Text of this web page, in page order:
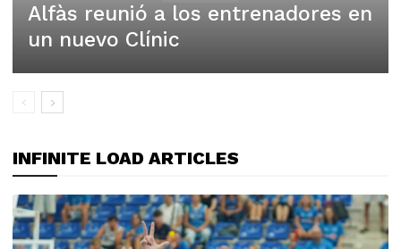
Alfàs reunió a los entrenadores en
un nuevo Clínic
INFINITE LOAD ARTICLES